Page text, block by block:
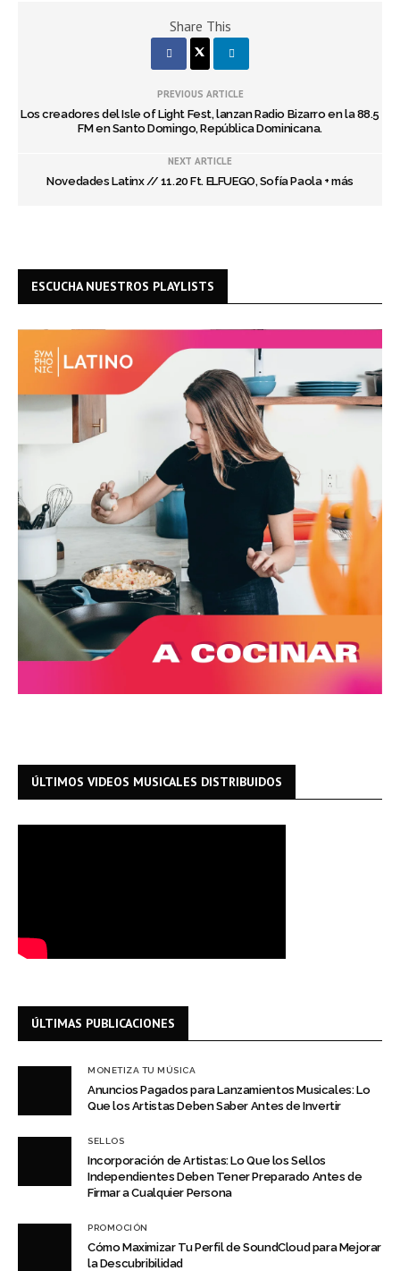
Share This
PREVIOUS ARTICLE
Los creadores del Isle of Light Fest, lanzan Radio Bizarro en la 88.5
FM en Santo Domingo, República Dominicana.
NEXT ARTICLE
Novedades Latinx // 11.20 Ft. ELFUEGO, Sofía Paola + más
ESCUCHA NUESTROS PLAYLISTS
ÚLTIMOS VIDEOS MUSICALES DISTRIBUIDOS
ÚLTIMAS PUBLICACIONES
MONETIZA TU MÚSICA
Anuncios Pagados para Lanzamientos Musicales: Lo
Que los Artistas Deben Saber Antes de Invertir
SELLOS
Incorporación de Artistas: Lo Que los Sellos
Independientes Deben Tener Preparado Antes de
Firmar a Cualquier Persona
PROMOCIÓN
Cómo Maximizar Tu Perfil de SoundCloud para Mejorar
la Descubribilidad